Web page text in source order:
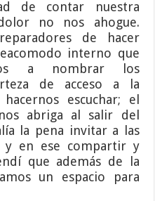
de contar nuestra
no nos ahogue.
de hacer
interno que
a nombrar los
de acceso a la
escuchar; el
abriga al salir del
la pena invitar a las
y en ese compartir y
que además de la
un espacio para